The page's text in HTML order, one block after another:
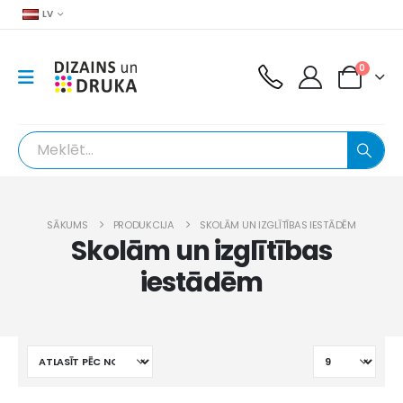
LV
0
SĀKUMS PRODUKCIJA SKOLĀM UN IZGLĪTĪBAS IESTĀDĒM
Skolām un izglītības
iestādēm